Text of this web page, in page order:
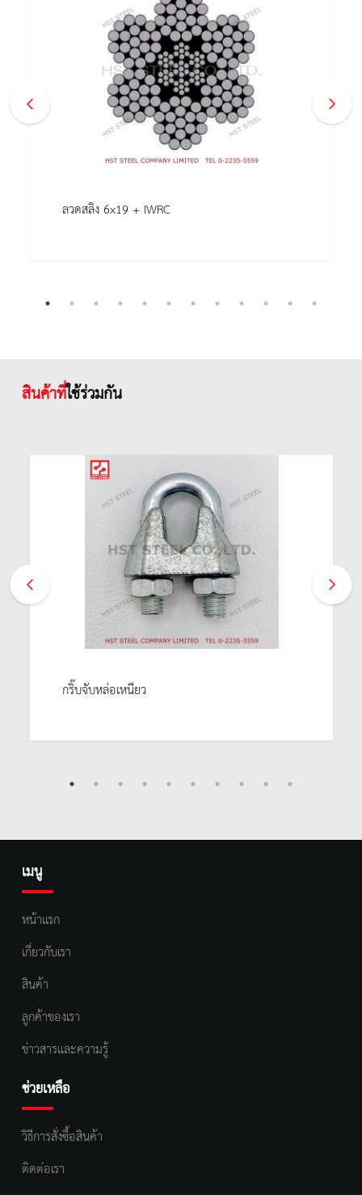
ลวดสลิง 6x19 + IWRC
สินค้าที่ใช้ร่วมกัน
กริ๊บจับหล่อเหนียว
เมนู
หน้าแรก
เกี่ยวกับเรา
สินค้า
ลูกค้าของเรา
ข่าวสารและความรู้
ช่วยเหลือ
วิธีการสั่งซื้อสินค้า
ติดต่อเรา